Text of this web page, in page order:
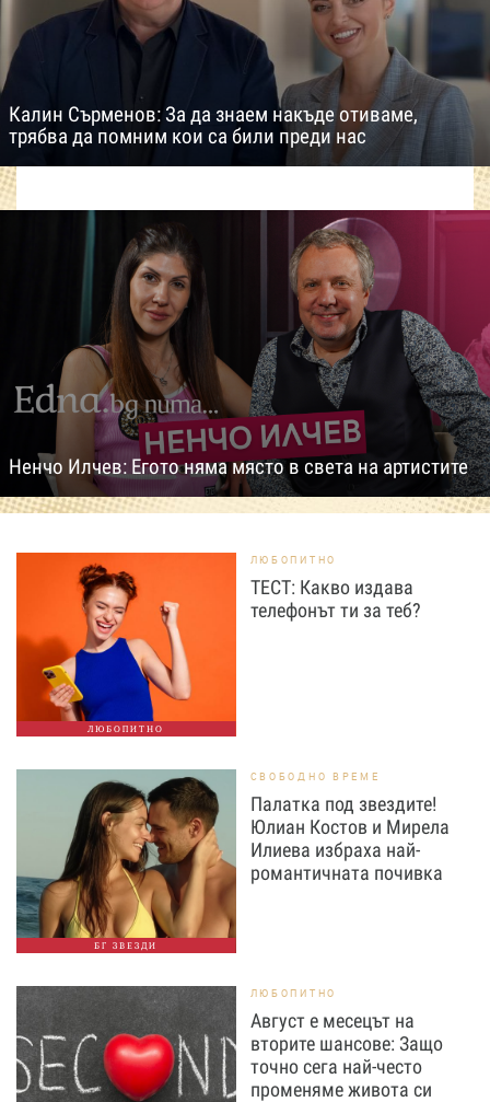
Калин Сърменов: За да знаем накъде отиваме,
трябва да помним кои са били преди нас
Ненчо Илчев: Егото няма място в света на артистите
ЛЮБОПИТНО
ЛЮБОПИТНО
ТЕСТ: Какво издава
телефонът ти за теб?
БГ ЗВЕЗДИ
СВОБОДНО ВРЕМЕ
Палатка под звездите!
Юлиан Костов и Мирела
Илиева избраха най-
романтичната почивка
ЛЮБОПИТНО
Август е месецът на
вторите шансове: Защо
точно сега най-често
променяме живота си